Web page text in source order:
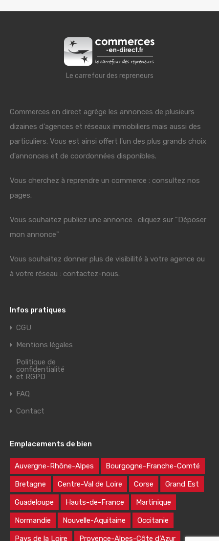
Le carrefour des repreneurs
Commerces en direct agrège les annonces de plusieurs
dizaines d'agences et réseaux immobiliers mais aussi des
particuliers. Vous est ainsi offert l'un des plus grands choix
d'annonces et de coordonnées disponibles.
Vous cherchez à reprendre un commerce : consultez nos
pages.
Vous souhaitez publiez une annonce : cliquez sur "Déposer
mon annonce"
Vous souhaitez donner plus de visibilité à votre agence ou
à votre réseau : contactez-nous.
Infos pratiques
CGU
Mentions légales
Politique de
confidentialité
et RGPD
FAQ
Contact
Emplacements de bien
Auvergne-Rhône-Alpes Bourgogne-Franche-Comté
Bretagne Centre-Val de Loire Corse Grand Est
Guadeloupe Hauts-de-France Martinique
Normandie Nouvelle-Aquitaine Occitanie
Pays de la Loire Provence-Alpes-Côte d’Azur